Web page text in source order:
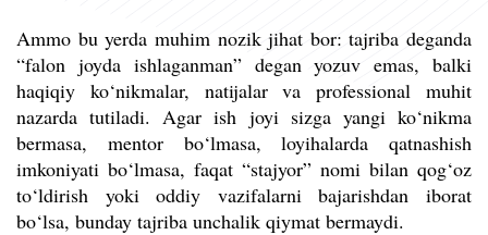
Ammo bu yerda muhim nozik jihat bor: tajriba deganda
“falon joyda ishlaganman” degan yozuv emas, balki
haqiqiy ko‘nikmalar, natijalar va professional muhit
nazarda tutiladi. Agar ish joyi sizga yangi ko‘nikma
bermasa, mentor bo‘lmasa, loyihalarda qatnashish
imkoniyati bo‘lmasa, faqat “stajyor” nomi bilan qog‘oz
to‘ldirish yoki oddiy vazifalarni bajarishdan iborat
bo‘lsa, bunday tajriba unchalik qiymat bermaydi.